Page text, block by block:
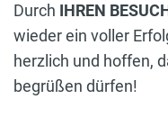
Durch IHREN
wieder ein voller
herzlich und hoffen,
begrüßen dürfen!